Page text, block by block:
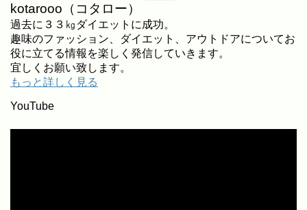
kotarooo（コタロー）
過去に３３㎏ダイエットに成功。
趣味のファッション、ダイエット、アウトドアについてお
役に立てる情報を楽しく発信していきます。
宜しくお願い致します。
もっと詳しく見る
YouTube